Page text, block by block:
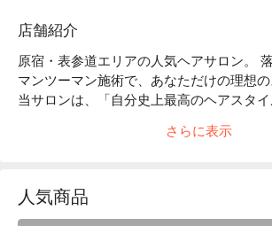
店舗紹介
原宿・表参道エリアの人気ヘアサロン。
マンツーマン施術で、あなただけの理想の
当サロンは、「自分史上最高のヘアスタ
提供し、乾かすだけでまとまる美しい仕上
やすい髪へ導きます。 「日本の高品質な
みたい」そんな方にぴったりのサロンで
さらに表示
人気商品